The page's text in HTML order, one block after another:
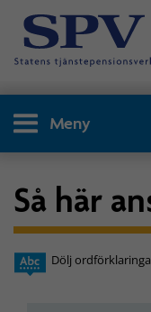
Meny
Så här
Dölj